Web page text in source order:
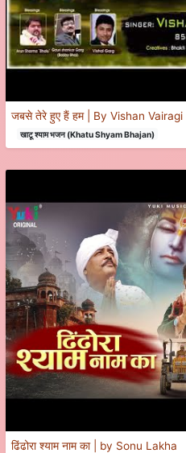
जबसे तेरे हुए हैं हम | By Vishan Vairagi
खाटू श्याम भजन (Khatu Shyam Bhajan)
ढिंढोरा श्याम नाम का | by Sonu Lakha